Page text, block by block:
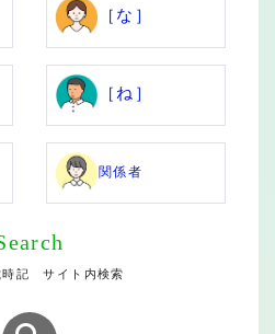
［な］
［ね］
関係者
時記 サイト内検索